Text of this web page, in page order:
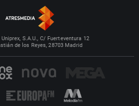
S.A.U., C/ Fuerteventura 12
de los Reyes, 28703 Madrid